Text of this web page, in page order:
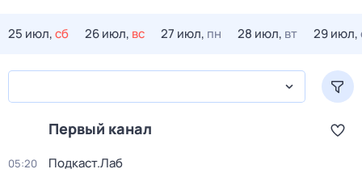
25 июл,сб 26 июл, вс 27 июл, пн 28 июл, вт 29 июл,
Первый канал
05:20 Подкаст.Лаб